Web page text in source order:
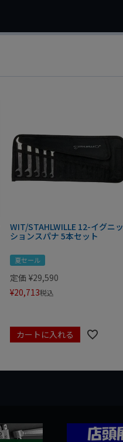
WIT/STAHLWILLE 12-イグニッ
ションスパナ 5本セット
夏セール
定価 ¥29,590
¥20,713税込
カートに入れる